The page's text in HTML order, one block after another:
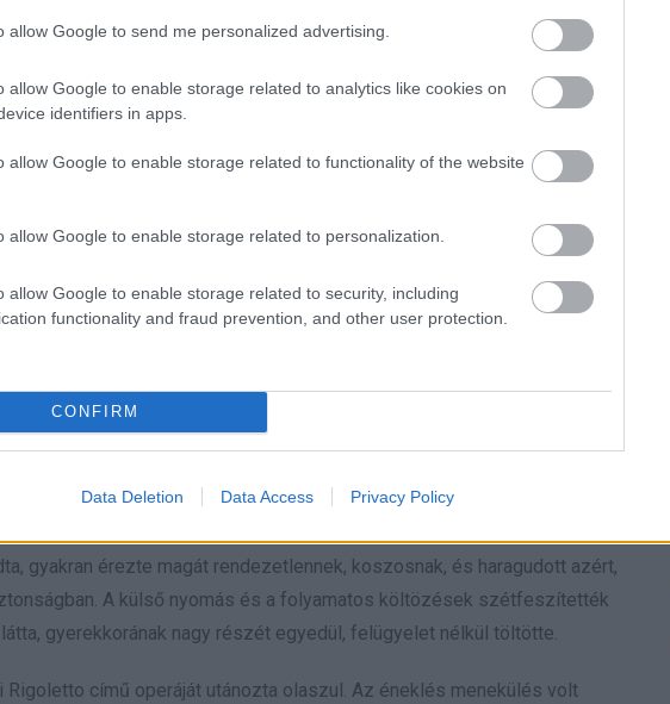
allow Google to send me personalized advertising.
allow Google to enable storage related to analytics like cookies on
identifiers in apps.
allow Google to enable storage related to functionality of the website
allow Google to enable storage related to personalization.
allow Google to enable storage related to security, including
functionality and fraud prevention, and other user protection.
CONFIRM
Data Deletion Data Access Privacy Policy
házasodtak össze, amikor a rasszizmus hétköznapi volt, és az
családja megszakította vele a kapcsolatot, mert egy fekete férfihez
szembesültek gyűlölettel.
megmérgezték a kutyájukat, egyszer pedig felgyújtották az
„egy fordított első csókot”. Azt mondta, minden alkalommal úgy
mivel fekete apja és fehér anyja volt. Egy alvós bulin például a barátnői
az arcába. Úgy emlékszik, a gyűlölet ereje annyira nagy volt, hogy
és abban bízott, hogy ha elég sokáig sír, valaki felnőtt majd
sem volt béke. Az énekesnő többször elmondta, hogy édesapja,
mesélte, nem volt ritka, hogy lyukak keletkeztek a falban, vagy
gyakran érezte magát rendezetlennek, koszosnak, és haragudott azért,
A külső nyomás és a folyamatos költözések szétfeszítették
gyerekkorának nagy részét egyedül, felügyelet nélkül töltötte.
című operáját utánozta olaszul. Az éneklés menekülés volt